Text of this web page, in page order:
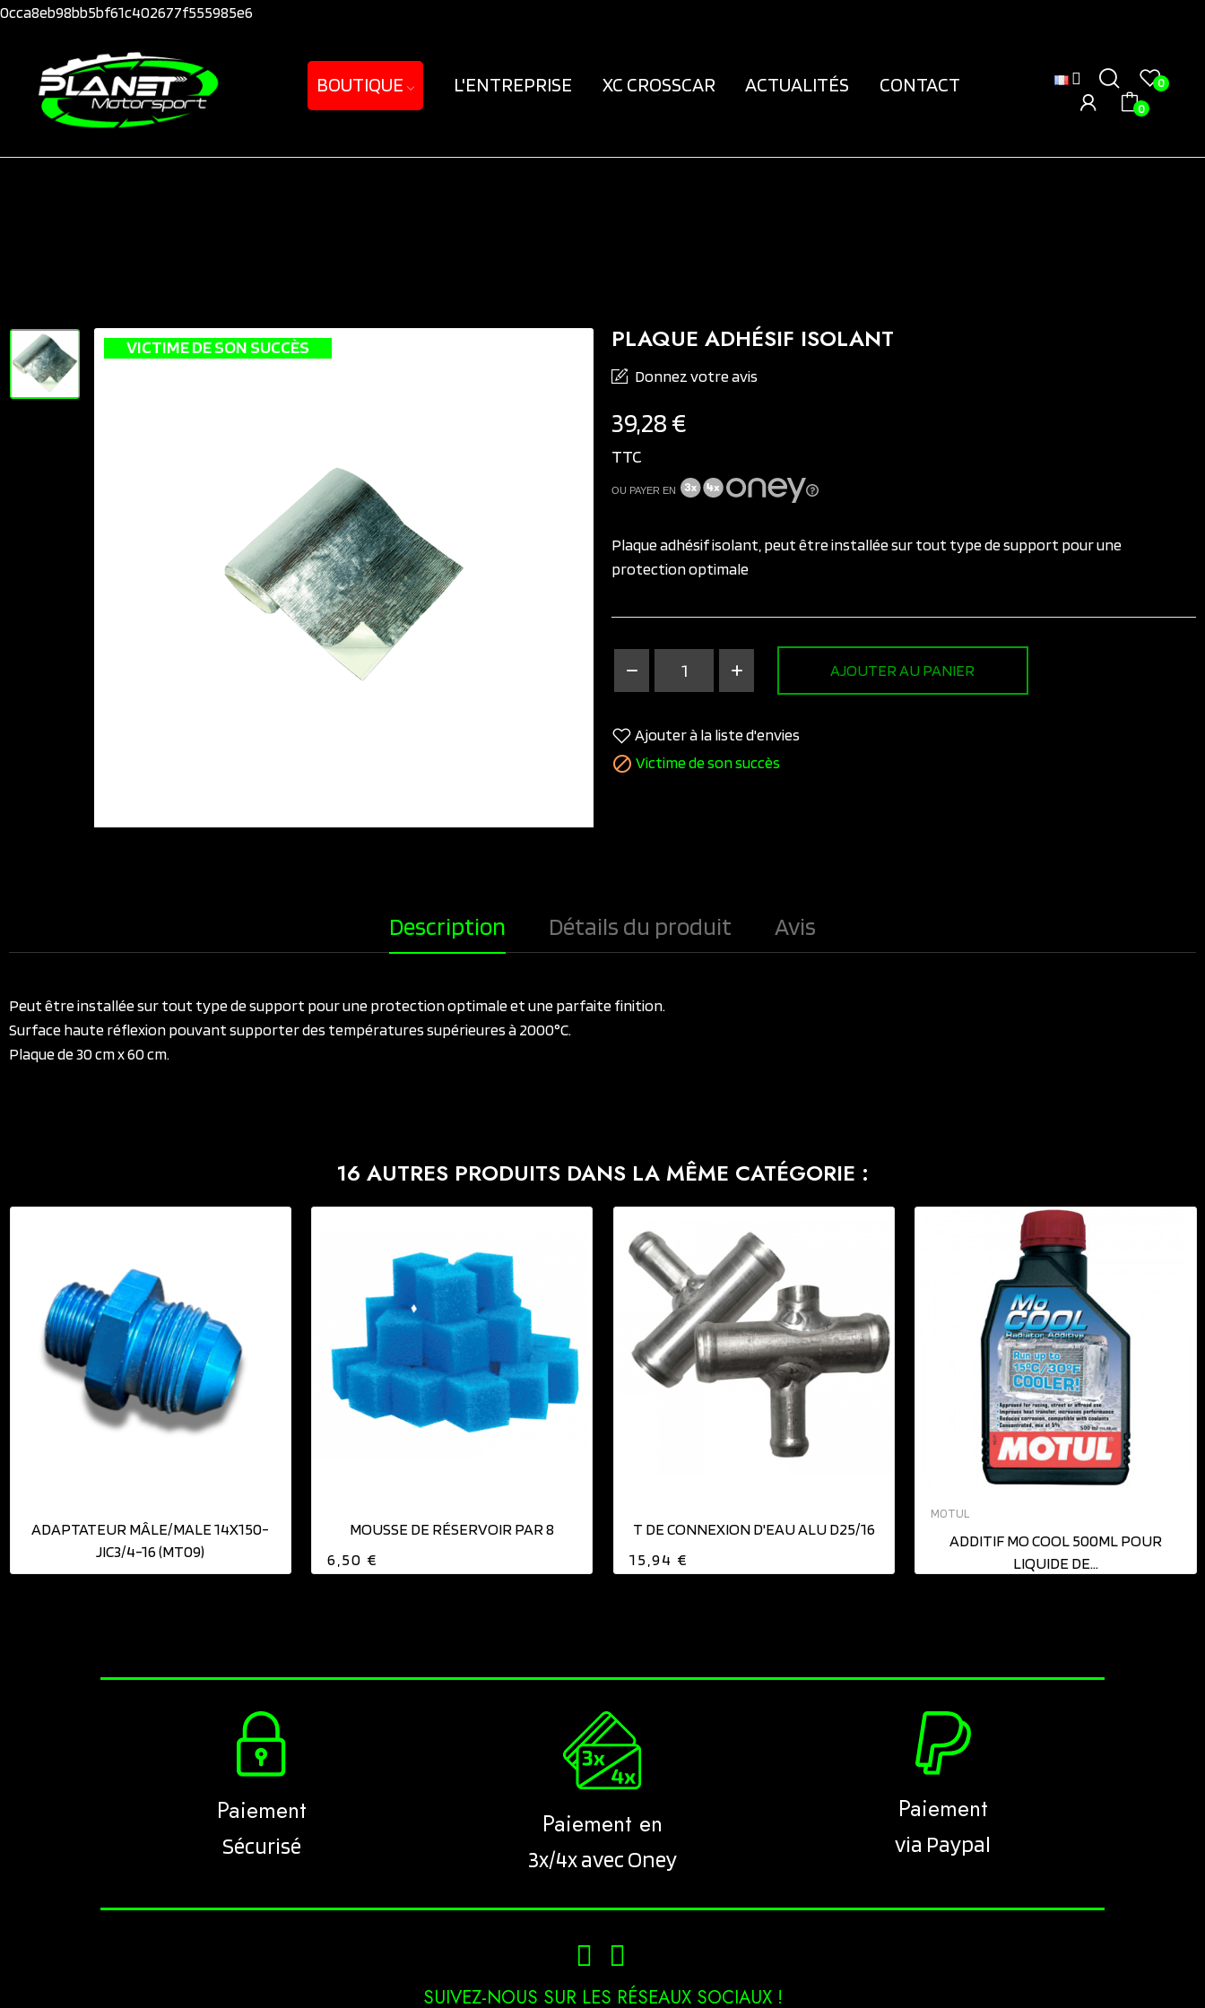
0cca8eb98bb5bf61c402677f555985e6
BOUTIQUE L'ENTREPRISE XC CROSSCAR ACTUALITÉS CONTACT
0
0
VICTIME DE SON SUCCÈS PLAQUE ADHÉSIF ISOLANT
Donnez votre avis
39,28 €
TTC
OU PAYER EN
Plaque adhésif isolant, peut être installée sur tout type de support pour une
protection optimale
AJOUTER AU PANIER
Ajouter à la liste d'envies
 Victime de son succès
Description Détails du produit Avis
Peut être installée sur tout type de support pour une protection optimale et une parfaite finition.
Surface haute réflexion pouvant supporter des températures supérieures à 2000°C.
Plaque de 30 cm x 60 cm.
16 AUTRES PRODUITS DANS LA MÊME CATÉGORIE :
ADAPTATEUR MÂLE/MALE 14X150-
JIC3/4-16 (MT09)
MOUSSE DE RÉSERVOIR PAR 8
6,50 €
T DE CONNEXION D'EAU ALU D25/16
15,94 €
AJOUTER AU PANIER
MOTUL
ADDITIF MO COOL 500ML POUR
LIQUIDE DE...
Paiement
Sécurisé
Paiement en
3x/4x avec Oney
Paiement
via Paypal
SUIVEZ-NOUS SUR LES RÉSEAUX SOCIAUX !